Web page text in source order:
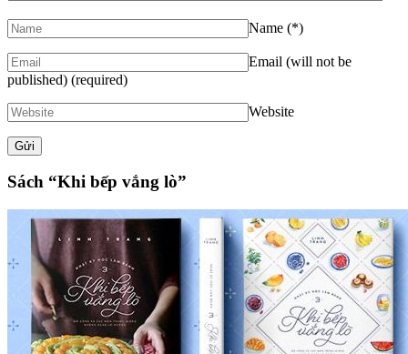
Name (*)
Email (will not be
published) (required)
Website
Sách “Khi bếp vắng lò”